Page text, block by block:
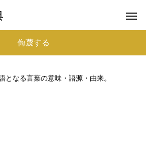
侮蔑する
となる言葉の意味・語源・由来。